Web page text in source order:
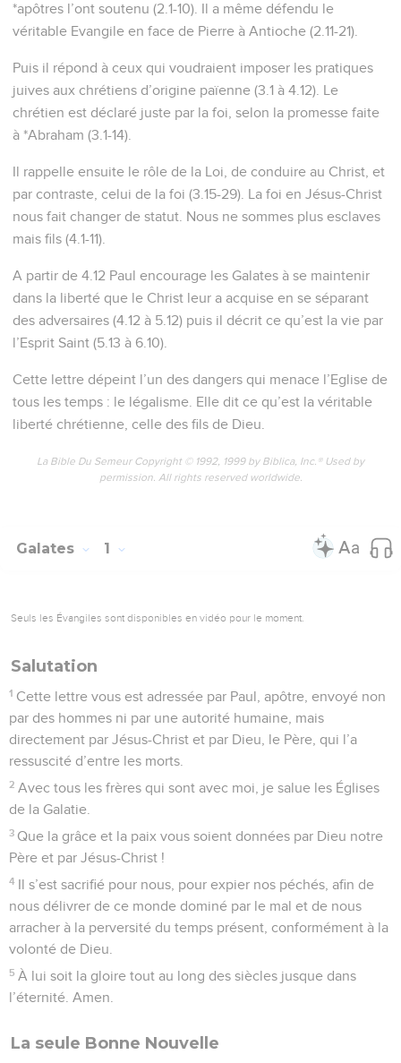
*apôtres l’ont soutenu (2.1-10). Il a même défendu le
véritable Evangile en face de Pierre à Antioche (2.11-21).
Puis il répond à ceux qui voudraient imposer les pratiques
juives aux chrétiens d’origine païenne (3.1 à 4.12). Le
chrétien est déclaré juste par la foi, selon la promesse faite
à *Abraham (3.1-14).
Il rappelle ensuite le rôle de la Loi, de conduire au Christ, et
par contraste, celui de la foi (3.15-29). La foi en Jésus-Christ
nous fait changer de statut. Nous ne sommes plus esclaves
mais fils (4.1-11).
A partir de 4.12 Paul encourage les Galates à se maintenir
dans la liberté que le Christ leur a acquise en se séparant
des adversaires (4.12 à 5.12) puis il décrit ce qu’est la vie par
l’Esprit Saint (5.13 à 6.10).
Cette lettre dépeint l’un des dangers qui menace l’Eglise de
tous les temps : le légalisme. Elle dit ce qu’est la véritable
liberté chrétienne, celle des fils de Dieu.
La Bible Du Semeur Copyright © 1992, 1999 by Biblica, Inc.® Used by
permission. All rights reserved worldwide.
Galates 1
Seuls les Évangiles sont disponibles en vidéo pour le moment.
Salutation
1 Cette lettre vous est adressée par Paul, apôtre, envoyé non
par des hommes ni par une autorité humaine, mais
directement par Jésus-Christ et par Dieu, le Père, qui l’a
ressuscité d’entre les morts.
2 Avec tous les frères qui sont avec moi, je salue les Églises
de la Galatie.
3 Que la grâce et la paix vous soient données par Dieu notre
Père et par Jésus-Christ !
4 Il s’est sacrifié pour nous, pour expier nos péchés, afin de
nous délivrer de ce monde dominé par le mal et de nous
arracher à la perversité du temps présent, conformément à la
volonté de Dieu.
5 À lui soit la gloire tout au long des siècles jusque dans
l’éternité. Amen.
La seule Bonne Nouvelle